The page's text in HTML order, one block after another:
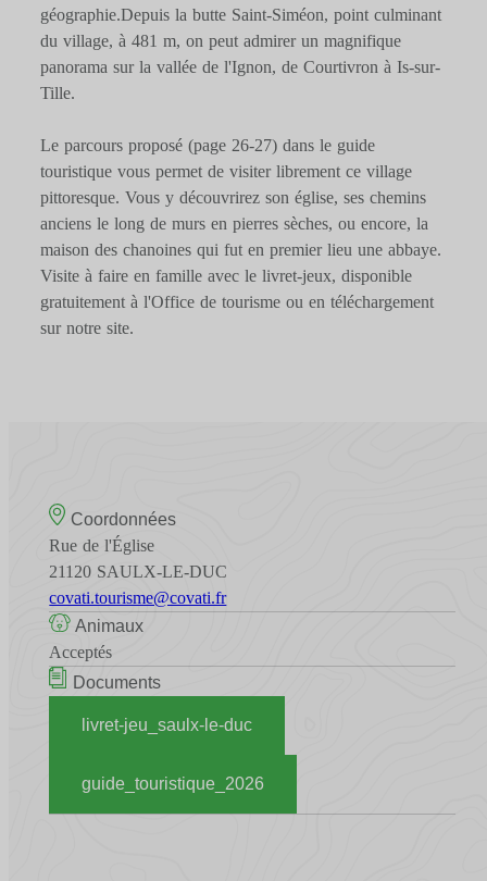
géographie.Depuis la butte Saint-Siméon, point culminant
du village, à 481 m, on peut admirer un magnifique
panorama sur la vallée de l'Ignon, de Courtivron à Is-sur-
Tille.
Le parcours proposé (page 26-27) dans le guide
touristique vous permet de visiter librement ce village
pittoresque. Vous y découvrirez son église, ses chemins
anciens le long de murs en pierres sèches, ou encore, la
maison des chanoines qui fut en premier lieu une abbaye.
Visite à faire en famille avec le livret-jeux, disponible
gratuitement à l'Office de tourisme ou en téléchargement
sur notre site.
Coordonnées
Rue de l'Église
21120 SAULX-LE-DUC
covati.tourisme@covati.fr
Animaux
Acceptés
Documents
livret-jeu_saulx-le-duc
guide_touristique_2026